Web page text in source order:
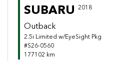
SUBARU 2018
Outback
2.5i Limited w/EyeSight Pkg
#S26-0560
177102 km